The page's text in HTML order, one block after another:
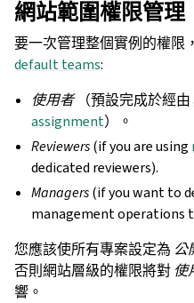
網站範圍權限管理
要一次管理整個實例的權限
default teams:
使用者（預設完成於經由
assignment）。
Reviewers(if you are using
dedicated reviewers).
Managers(if you want to
management operations
您應該使所有專案設定為 公
否則網站層級的權限將對 使
響。